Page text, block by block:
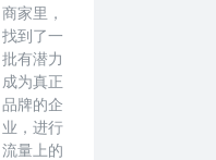
商家里，
找到了一
批有潜力
成为真正
品牌的企
业，进行
流量上的